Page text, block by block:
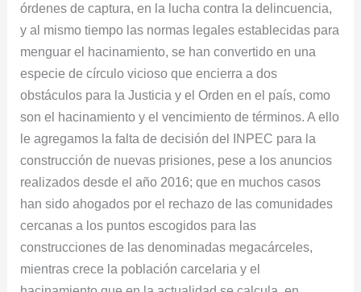
órdenes de captura, en la lucha contra la delincuencia,
y al mismo tiempo las normas legales establecidas para
menguar el hacinamiento, se han convertido en una
especie de círculo vicioso que encierra a dos
obstáculos para la Justicia y el Orden en el país, como
son el hacinamiento y el vencimiento de términos. A ello
le agregamos la falta de decisión del INPEC para la
construcción de nuevas prisiones, pese a los anuncios
realizados desde el año 2016; que en muchos casos
han sido ahogados por el rechazo de las comunidades
cercanas a los puntos escogidos para las
construcciones de las denominadas megacárceles,
mientras crece la población carcelaria y el